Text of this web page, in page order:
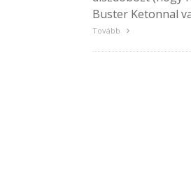
Buster Ketonnal
Tovább